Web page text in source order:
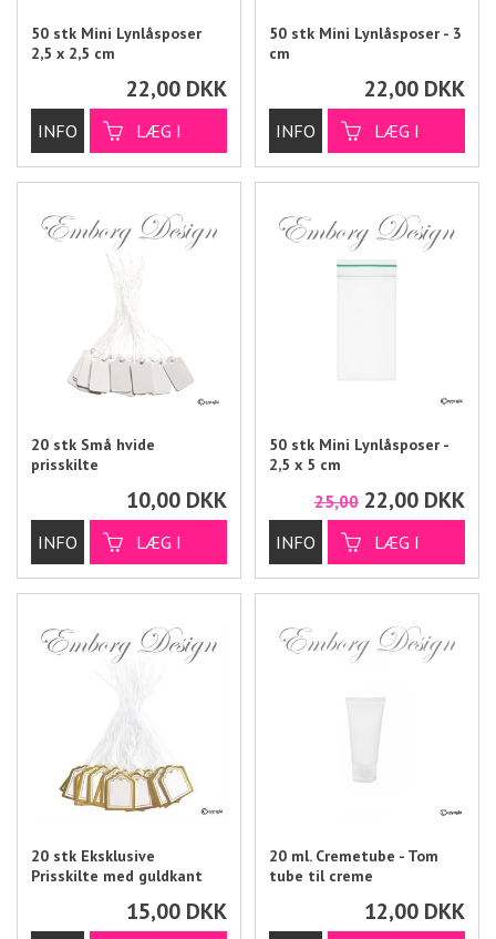
50 stk Mini Lynlåsposer
2,5 x 2,5 cm
22,00 DKK
50 stk Mini Lynlåsposer - 3
cm
22,00 DKK
20 stk Små hvide
prisskilte
10,00 DKK
50 stk Mini Lynlåsposer -
2,5 x 5 cm
25,00 22,00 DKK
20 stk Eksklusive
Prisskilte med guldkant
15,00 DKK
20 ml. Cremetube - Tom
tube til creme
12,00 DKK